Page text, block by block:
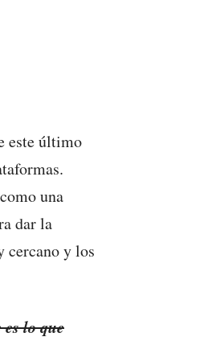
este último
una
dar la
cercano y los
lo que